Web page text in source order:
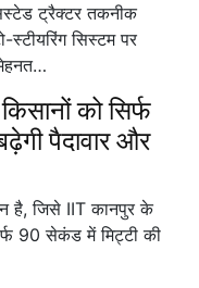
ट्रैक्टर तकनीक
सिस्टम पर
को सिर्फ
पैदावार और
है, जिसे IIT कानपुर के
90 सेकंड में मिट्टी की